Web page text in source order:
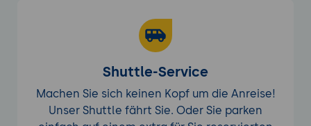
Shuttle-Service
Machen Sie sich keinen Kopf um die Anreise!
Unser Shuttle fährt Sie. Oder Sie parken